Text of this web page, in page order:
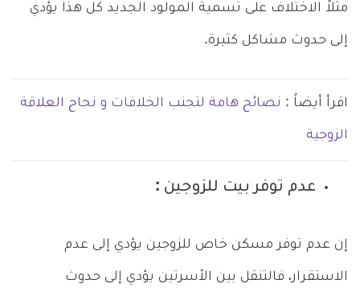
مثلاً الاختلاف على تسمية المولود الجديد كل هذا يؤدي
إلى حدوث مشاكل كثيرة.
اقرأ أيضاً : نصائح هامة لتجنب الخلافات و نجاح العلاقة
الزوجية
عدم توفر بيت للزوجين :
إن عدم توفر مسكن خاص للزوجين يؤدي إلى عدم
الاستقرار، فالتنقل بين الأسرتين يؤدي إلى حدوث